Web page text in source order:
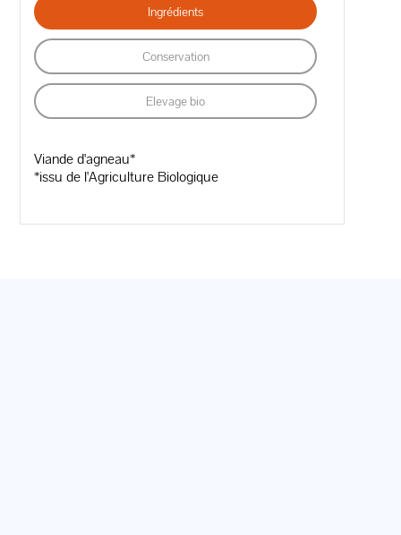
Ingrédients
Conservation
Elevage bio
Viande d'agneau*
*issu de l'Agriculture Biologique